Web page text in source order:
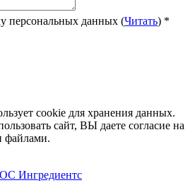
персональных данных (Читать) *
cookie для хранения данных.
сайт, ВЫ даете согласие на
файлами.